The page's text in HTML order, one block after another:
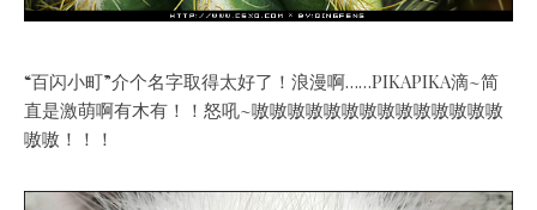
“百闪小町”介个名字取得太好了！浪漫啊……PIKAPIKA滴~简
直是激萌啊有木有！！怒吼~嗷嗷嗷嗷嗷嗷嗷嗷嗷嗷嗷嗷嗷嗷
嗷嗷！！！